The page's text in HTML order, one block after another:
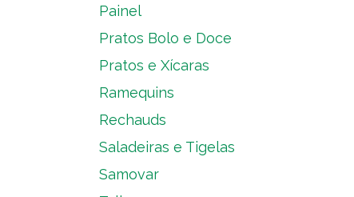
Painel
Pratos Bolo e Doce
Pratos e Xícaras
Ramequins
Rechauds
Saladeiras e Tigelas
Samovar